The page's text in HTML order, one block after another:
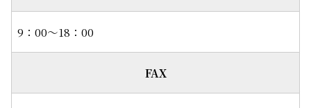
9：00～18：00
FAX